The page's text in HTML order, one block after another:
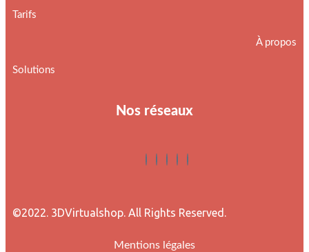
Tarifs
Solutions
À propos
Nos réseaux
©2022. 3DVirtualshop. All Rights Reserved.
Mentions légales